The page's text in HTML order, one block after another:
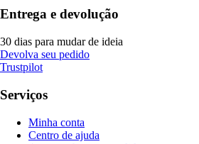
Entrega e devolução
30 dias para mudar de ideia
Devolva seu pedido
Trustpilot
Serviços
Minha conta
Centro de ajuda